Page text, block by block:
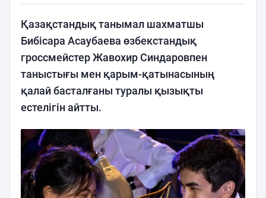
Қазақстандық танымал шахматшы
Бибісара Асаубаева өзбекстандық
гроссмейстер Жавохир Синдаровпен
таныстығы мен қарым-қатынасының
қалай басталғаны туралы қызықты
естелігін айтты.